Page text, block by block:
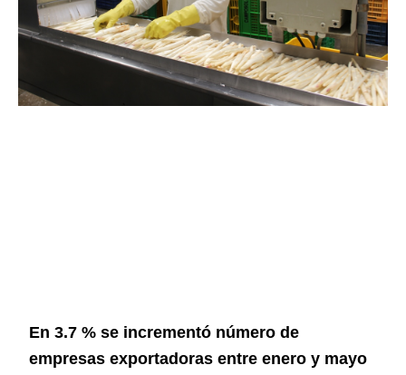
En 3.7 % se incrementó número de
empresas exportadoras entre enero y mayo